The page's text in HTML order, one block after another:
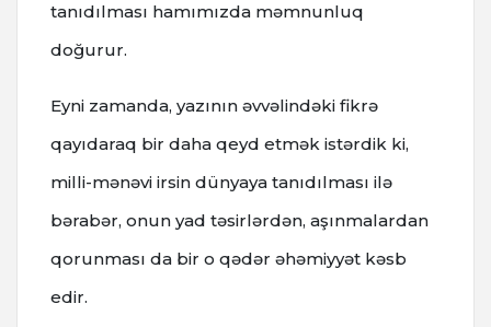
tanıdılması hamımızda məmnunluq
doğurur.
Eyni zamanda, yazının əvvəlindəki fikrə
qayıdaraq bir daha qeyd etmək istərdik ki,
milli-mənəvi irsin dünyaya tanıdılması ilə
bərabər, onun yad təsirlərdən, aşınmalardan
qorunması da bir o qədər əhəmiyyət kəsb
edir.